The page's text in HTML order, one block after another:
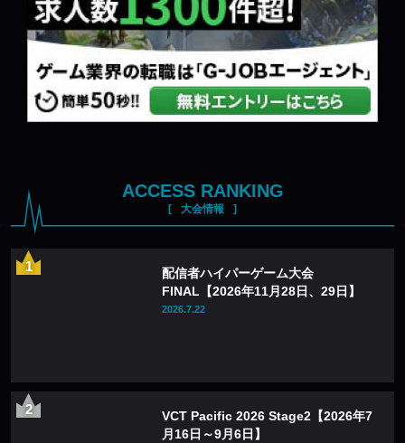
ACCESS RANKING
大会情報
配信者ハイパーゲーム大会
FINAL【2026年11月28日、29日】
2026.7.22
VCT Pacific 2026 Stage2【2026年7
月16日～9月6日】